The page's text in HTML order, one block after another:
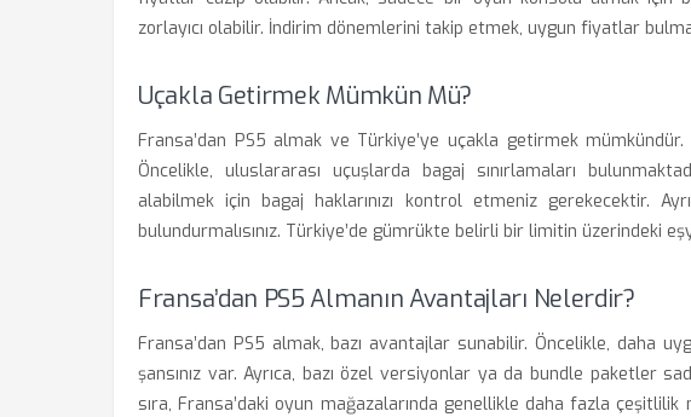
zorlayıcı olabilir. İndirim dönemlerini takip etmek, uygun fiyatlar
Uçakla Getirmek Mümkün Mü?
Fransa’dan PS5 almak ve Türkiye’ye uçakla getirmek
Öncelikle, uluslararası uçuşlarda bagaj sınırlamaları
alabilmek için bagaj haklarınızı kontrol etmeniz gerekecektir.
bulundurmalısınız. Türkiye’de gümrükte belirli bir limitin üzerindeki
Fransa’dan PS5 Almanın Avantajları Nelerdir?
Fransa’dan PS5 almak, bazı avantajlar sunabilir. Öncelikle, daha
şansınız var. Ayrıca, bazı özel versiyonlar ya da bundle paketler
sıra, Fransa’daki oyun mağazalarında genellikle daha fazla çeşitlilik